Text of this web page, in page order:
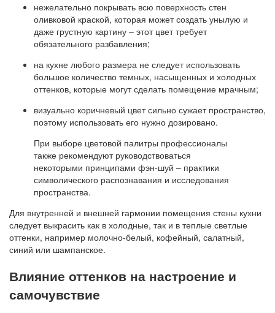
нежелательно покрывать всю поверхность стен
оливковой краской, которая может создать унылую и
даже грустную картину – этот цвет требует
обязательного разбавления;
на кухне любого размера не следует использовать
большое количество темных, насыщенных и холодных
оттенков, которые могут сделать помещение мрачным;
визуально коричневый цвет сильно сужает пространство,
поэтому использовать его нужно дозировано.
При выборе цветовой палитры профессионалы
также рекомендуют руководствоваться
некоторыми принципами фэн-шуй – практики
символического распознавания и исследования
пространства.
Для внутренней и внешней гармонии помещения стены кухни
следует выкрасить как в холодные, так и в теплые светлые
оттенки, например молочно-белый, кофейный, салатный,
синий или шампанское.
Влияние оттенков на настроение и
самочувствие